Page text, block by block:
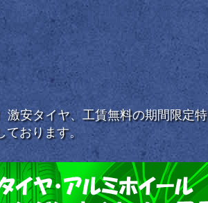
激安タイヤ、工賃無料の期間限定特
おります。